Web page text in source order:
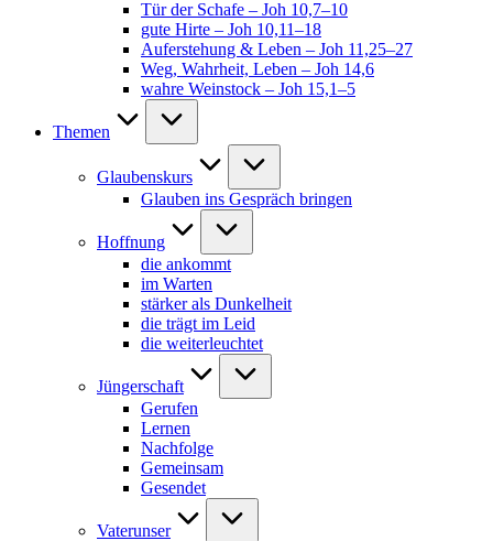
Tür der Schafe – Joh 10,7–10
gute Hirte – Joh 10,11–18
Auferstehung & Leben – Joh 11,25–27
Weg, Wahrheit, Leben – Joh 14,6
wahre Weinstock – Joh 15,1–5
Themen
Glaubenskurs
Glauben ins Gespräch bringen
Hoffnung
die ankommt
im Warten
stärker als Dunkelheit
die trägt im Leid
die weiterleuchtet
Jüngerschaft
Gerufen
Lernen
Nachfolge
Gemeinsam
Gesendet
Vaterunser